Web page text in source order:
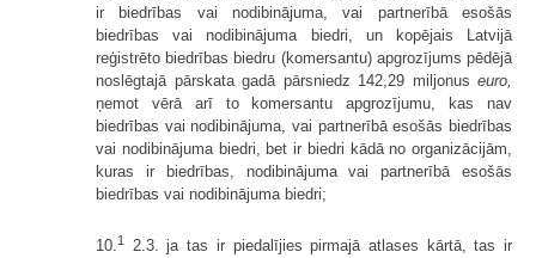
ir biedrības vai nodibinājuma, vai partnerībā esošās
biedrības vai nodibinājuma biedri, un kopējais Latvijā
reģistrēto biedrības biedru (komersantu) apgrozījums pēdējā
noslēgtajā pārskata gadā pārsniedz 142,29 miljonus euro,
ņemot vērā arī to komersantu apgrozījumu, kas nav
biedrības vai nodibinājuma, vai partnerībā esošās biedrības
vai nodibinājuma biedri, bet ir biedri kādā no organizācijām,
kuras ir biedrības, nodibinājuma vai partnerībā esošās
biedrības vai nodibinājuma biedri;
10.1
2.3. ja tas ir piedalījies pirmajā atlases kārtā, tas ir